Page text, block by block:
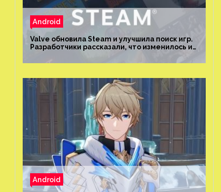
Android
Valve обновила Steam и улучшила поиск игр.
Разработчики рассказали, что изменилось и
Android